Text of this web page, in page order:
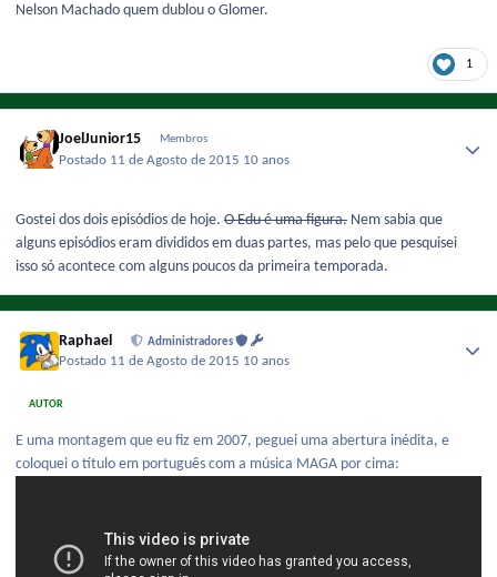
Nelson Machado quem dublou o Glomer.
1
JoelJunior15 Membros
Postado 11 de Agosto de 2015 10 anos
Gostei dos dois episódios de hoje. O Edu é uma figura. Nem sabia que
alguns episódios eram divididos em duas partes, mas pelo que pesquisei
isso só acontece com alguns poucos da primeira temporada.
Raphael Administradores
Postado 11 de Agosto de 2015 10 anos
AUTOR
E uma montagem que eu fiz em 2007, peguei uma abertura inédita, e
coloquei o título em português com a música MAGA por cima: